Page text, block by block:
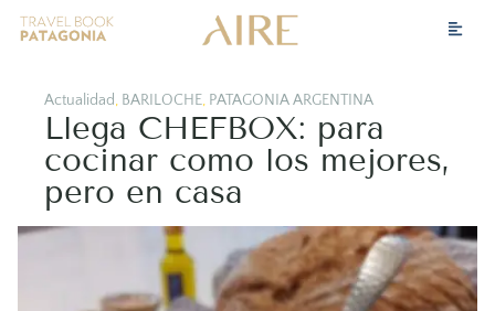
Actualidad, BARILOCHE, PATAGONIA ARGENTINA
Llega CHEFBOX: para
cocinar como los mejores,
pero en casa